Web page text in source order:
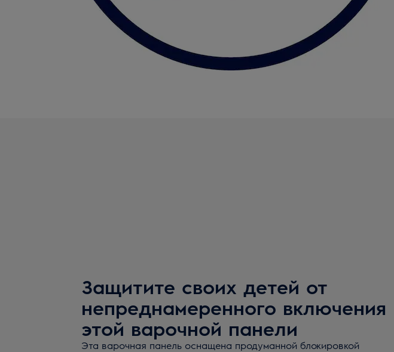
Защитите своих детей от
непреднамеренного включения
этой варочной панели
Эта варочная панель оснащена продуманной блокировкой